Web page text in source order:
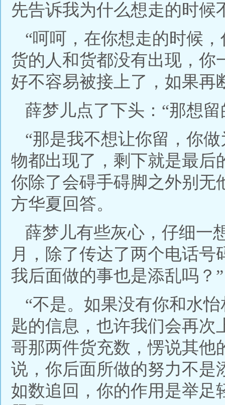
先告诉我为什么想走的时候
“呵呵，在你想走的时候
货的人和货都没有出现，你
好不容易被接上了，如果再
薛梦儿点了下头：“那想
“那是我不想让你留，你
物都出现了，剩下就是最后
你除了会碍手碍脚之外别无
方华夏回答。
薛梦儿有些灰心，仔细一
月，除了传达了两个电话
我后面做的事也是添乱吗？”
“不是。如果没有你和水
匙的信息，也许我们会再次
哥那两件货充数，愣说其他
说，你后面所做的努力不是
如数追回，你的作用是举足